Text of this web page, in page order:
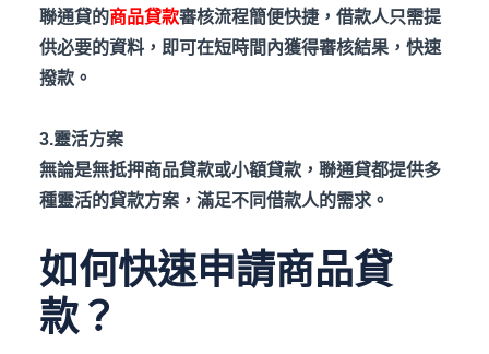
聯通貸的商品貸款審核流程簡便快捷，借款人只需提
供必要的資料，即可在短時間內獲得審核結果，快速
撥款。
3.靈活方案
無論是無抵押商品貸款或小額貸款，聯通貸都提供多
種靈活的貸款方案，滿足不同借款人的需求。
如何快速申請商品貸
款？